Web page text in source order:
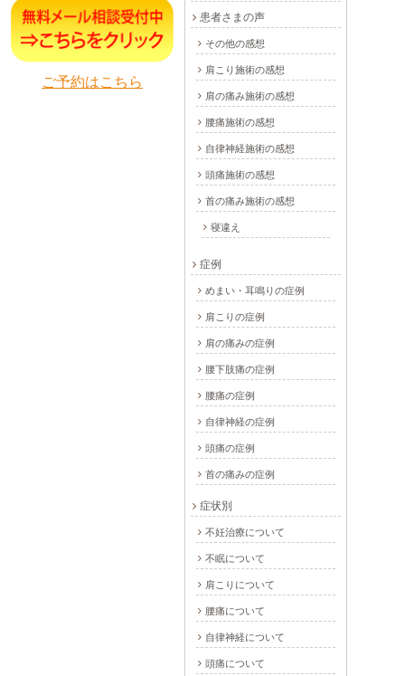
ご予約はこちら
患者さまの声
その他の感想
肩こり施術の感想
肩の痛み施術の感想
腰痛施術の感想
自律神経施術の感想
頭痛施術の感想
首の痛み施術の感想
寝違え
症例
めまい・耳鳴りの症例
肩こりの症例
肩の痛みの症例
腰下肢痛の症例
腰痛の症例
自律神経の症例
頭痛の症例
首の痛みの症例
症状別
不妊治療について
不眠について
肩こりについて
腰痛について
自律神経について
頭痛について